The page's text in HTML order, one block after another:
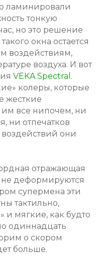
ламинировали
тонкую
но это решение
окна остается
воздействиям,
воздуха. И вот
VEKA Spectral .
колеры, которые
жесткие
все нипочем, ни
ни отпечатков
они
отражающая
не деформируются
супермена эти
тактильно,
и мягкие, как будто
одиннадцать
о скором
больше.